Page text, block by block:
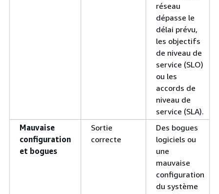
réseau
dépasse le
délai prévu,
les objectifs
de niveau de
service (SLO)
ou les
accords de
niveau de
service (SLA).
Mauvaise
configuration
et bogues
Sortie
correcte
Des bogues
logiciels ou
une
mauvaise
configuration
du système